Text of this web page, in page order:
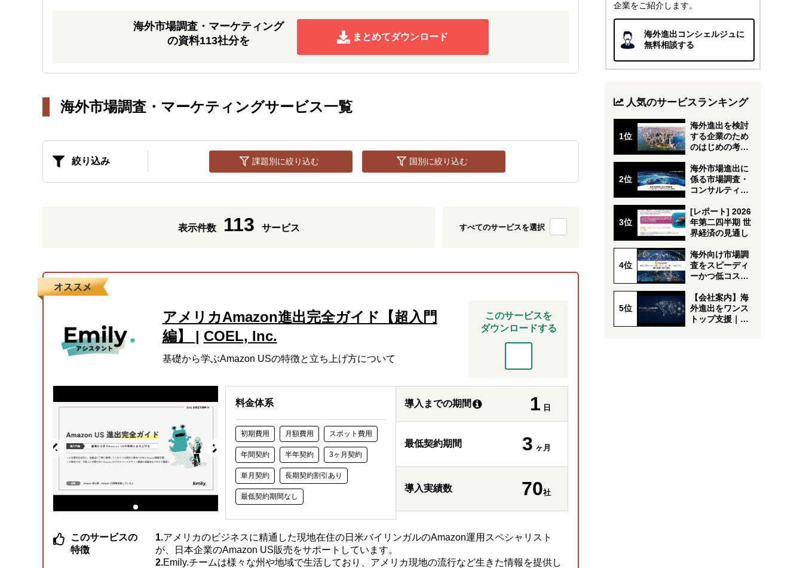
海外市場調査・マーケティング
の資料113社分を
まとめてダウンロード
海外市場調査・マーケティングサービス一覧
絞り込み 課題別に絞り込む 国別に絞り込む
表示件数 113 サービス すべてのサービスを選択
アメリカAmazon進出完全ガイド【超入門
編】 | COEL, Inc.
基礎から学ぶAmazon USの特徴と立ち上げ方について
このサービスを
ダウンロードする
料金体系
初期費用 月額費用 スポット費用
年間契約 半年契約 3ヶ月契約
単月契約 長期契約割引あり
最低契約期間なし
導入までの期間 1 日
最低契約期間 3 ヶ月
導入実績数 70社
このサービスの
特徴
アメリカのビジネスに精通した現地在住の日米バイリンガルのAmazon運用スペシャリスト
が、日本企業のAmazon US販売をサポートしています。
Emily.チームは様々な州や地域で生活しており、アメリカ現地の流行など生きた情報を提供し
企業をご紹介します。
海外進出コンシェルジュに
無料相談する
人気のサービスランキング
海外進出を検討
する企業のため
のはじめの考え
海外市場進出に
係る市場調査・
コンサルティン
案内
[レポート] 2026
年第二四半期 世
界経済の見通し
海外向け市場調
査をスピーディ
ーかつ低コスト
【会社案内】海
外進出をワンス
トップ支援｜ア